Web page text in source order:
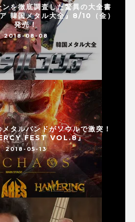
を徹底調査した驚異の大全書
韓国メタル大全』8/10（金）
発売！
2018-08-08
タルバンドがソウルで激突！
FEST VOL.8』
2018-05-13